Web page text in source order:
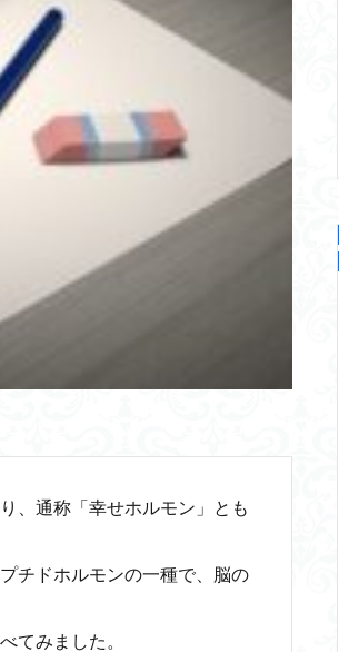
、通称「幸せホルモン」とも
チドホルモンの一種で、脳の
てみました。